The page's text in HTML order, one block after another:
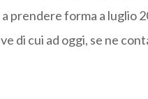
prendere forma a luglio
di cui ad oggi, se ne